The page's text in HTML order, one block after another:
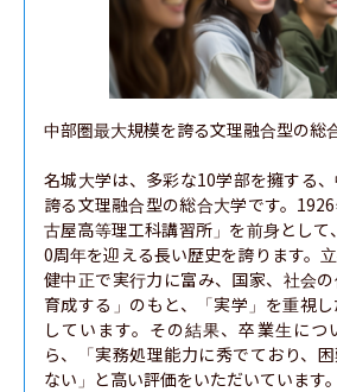
中部圏最大規模を誇る文理融合型の総
名城大学は、多彩な10学部を擁する
誇る文理融合型の総合大学です。
古屋高等理工科講習所」を前身とし
0周年を迎える長い歴史を誇ります。
健中正で実行力に富み、国家、社会
育成する」のもと、「実学」を重視
しています。その結果、卒業生につ
ら、「実務処理能力に秀でており、
ない」と高い評価をいただいています。